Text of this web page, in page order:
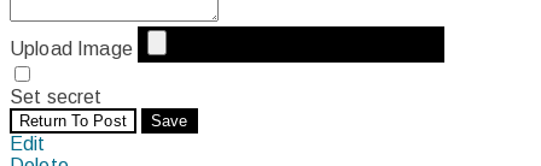
Upload Image
Set secret
Return To Post Save
Edit